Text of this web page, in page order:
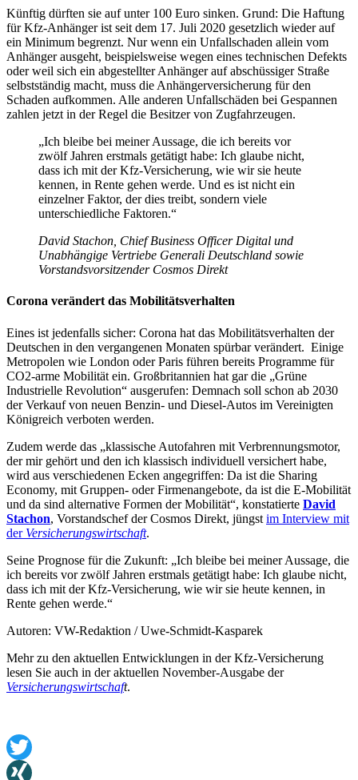
Künftig dürften sie auf unter 100 Euro sinken. Grund: Die Haftung
für Kfz-Anhänger ist seit dem 17. Juli 2020 gesetzlich wieder auf
ein Minimum begrenzt. Nur wenn ein Unfallschaden allein vom
Anhänger ausgeht, beispielsweise wegen eines technischen Defekts
oder weil sich ein abgestellter Anhänger auf abschüssiger Straße
selbstständig macht, muss die Anhängerversicherung für den
Schaden aufkommen. Alle anderen Unfallschäden bei Gespannen
zahlen jetzt in der Regel die Besitzer von Zugfahrzeugen.
„Ich bleibe bei meiner Aussage, die ich bereits vor
zwölf Jahren erstmals getätigt habe: Ich glaube nicht,
dass ich mit der Kfz-Versicherung, wie wir sie heute
kennen, in Rente gehen werde. Und es ist nicht ein
einzelner Faktor, der dies treibt, sondern viele
unterschiedliche Faktoren.“
David Stachon, Chief Business Officer Digital und
Unabhängige Vertriebe Generali Deutschland sowie
Vorstandsvorsitzender Cosmos Direkt
Corona verändert das Mobilitätsverhalten
Eines ist jedenfalls sicher: Corona hat das Mobilitätsverhalten der
Deutschen in den vergangenen Monaten spürbar verändert. Einige
Metropolen wie London oder Paris führen bereits Programme für
CO2-arme Mobilität ein. Großbritannien hat gar die „Grüne
Industrielle Revolution“ ausgerufen: Demnach soll schon ab 2030
der Verkauf von neuen Benzin- und Diesel-Autos im Vereinigten
Königreich verboten werden.
Zudem werde das „klassische Autofahren mit Verbrennungsmotor,
der mir gehört und den ich klassisch individuell versichert habe,
wird aus verschiedenen Ecken angegriffen: Da ist die Sharing
Economy, mit Gruppen- oder Firmenangebote, da ist die E-Mobilität
und da sind alternative Formen der Mobilität“, konstatierte David
Stachon, Vorstandschef der Cosmos Direkt, jüngst im Interview mit
der Versicherungswirtschaft.
Seine Prognose für die Zukunft: „Ich bleibe bei meiner Aussage, die
ich bereits vor zwölf Jahren erstmals getätigt habe: Ich glaube nicht,
dass ich mit der Kfz-Versicherung, wie wir sie heute kennen, in
Rente gehen werde.“
Autoren: VW-Redaktion / Uwe-Schmidt-Kasparek
Mehr zu den aktuellen Entwicklungen in der Kfz-Versicherung
lesen Sie auch in der aktuellen November-Ausgabe der
Versicherungswirtschaft.
Twitter